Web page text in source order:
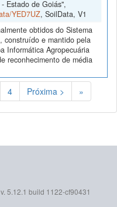
Estado de Goiás",
YED7UZ, SoilData, V1
obtidos do Sistema
construído e mantido pela
Informática Agropecuária
reconhecimento de média
4 Próxima > »
v. 5.12.1 build 1122-cf90431